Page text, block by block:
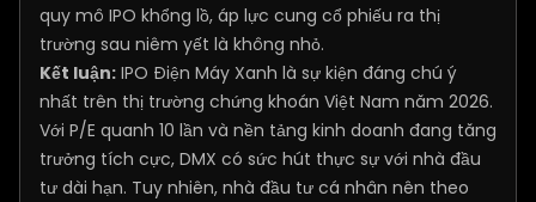
quy mô IPO khổng lồ, áp lực cung cổ phiếu ra thị
trường sau niêm yết là không nhỏ.
Kết luận: IPO Điện Máy Xanh là sự kiện đáng chú ý
nhất trên thị trường chứng khoán Việt Nam năm 2026.
Với P/E quanh 10 lần và nền tảng kinh doanh đang tăng
trưởng tích cực, DMX có sức hút thực sự với nhà đầu
tư dài hạn. Tuy nhiên, nhà đầu tư cá nhân nên theo